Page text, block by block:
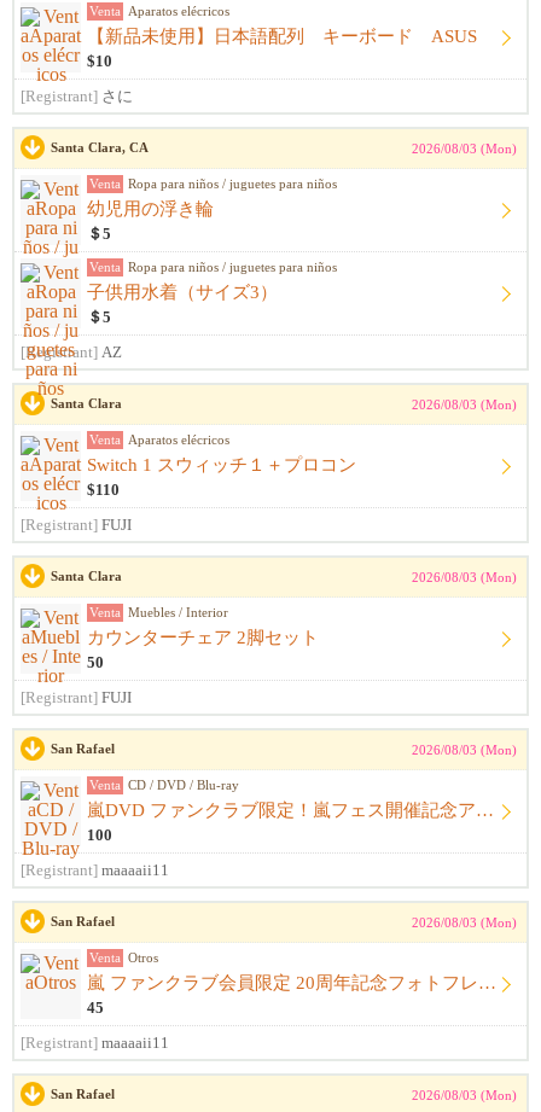
Venta Aparatos elécricos
【新品未使用】日本語配列 キーボード ASUS
$10
[Registrant] さに
Santa Clara, CA 2026/08/03 (Mon)
Venta Ropa para niños / juguetes para niños
幼児用の浮き輪
＄5
Venta Ropa para niños / juguetes para niños
子供用水着（サイズ3）
＄5
[Registrant] AZ
Santa Clara 2026/08/03 (Mon)
Venta Aparatos elécricos
Switch 1 スウィッチ１＋プロコン
$110
[Registrant] FUJI
Santa Clara 2026/08/03 (Mon)
Venta Muebles / Interior
カウンターチェア 2脚セット
50
[Registrant] FUJI
San Rafael 2026/08/03 (Mon)
Venta CD / DVD / Blu-ray
嵐DVD ファンクラブ限定！嵐フェス開催記念アルバム ウラ嵐マニア CD４枚組
100
[Registrant] maaaaii11
San Rafael 2026/08/03 (Mon)
Venta Otros
嵐 ファンクラブ会員限定 20周年記念フォトフレーム
45
[Registrant] maaaaii11
San Rafael 2026/08/03 (Mon)